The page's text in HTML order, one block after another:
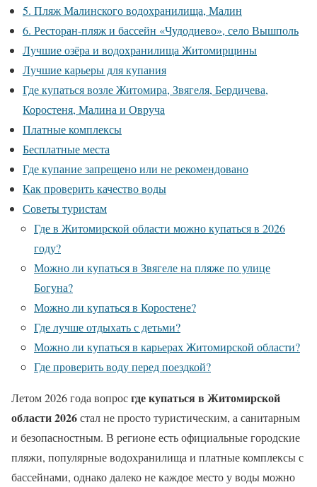
5. Пляж Малинского водохранилища, Малин
6. Ресторан-пляж и бассейн «Чудодиево», село Вышполь
Лучшие озёра и водохранилища Житомирщины
Лучшие карьеры для купания
Где купаться возле Житомира, Звягеля, Бердичева,
Коростеня, Малина и Овруча
Платные комплексы
Бесплатные места
Где купание запрещено или не рекомендовано
Как проверить качество воды
Советы туристам
Где в Житомирской области можно купаться в 2026
году?
Можно ли купаться в Звягеле на пляже по улице
Богуна?
Можно ли купаться в Коростене?
Где лучше отдыхать с детьми?
Можно ли купаться в карьерах Житомирской области?
Где проверить воду перед поездкой?
Летом 2026 года вопросгде купаться в Житомирской
области 2026стал не просто туристическим, а санитарным
и безопасностным. В регионе есть официальные городские
пляжи, популярные водохранилища и платные комплексы с
бассейнами, однако далеко не каждое место у воды можно